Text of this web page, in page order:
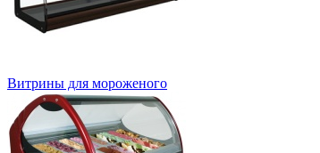
Витрины для мороженого